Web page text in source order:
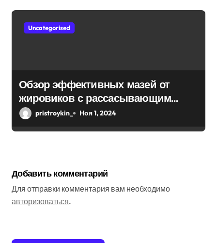
Uncategorised
Обзор эффективных мазей от
жировиков с рассасывающим
эффектом
pristroykin_ Ноя 1, 2024
Добавить комментарий
Для отправки комментария вам необходимо
авторизоваться.